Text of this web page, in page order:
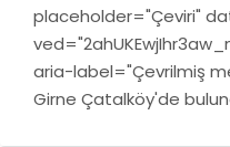
placeholder="Çeviri"
aria-label="Çevrilmiş
Girne Çatalköy'de